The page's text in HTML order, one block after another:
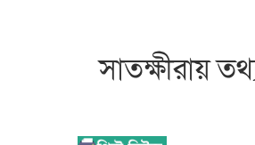
সাতক্ষীরায়